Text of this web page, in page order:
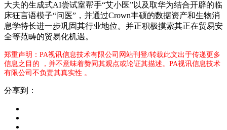
大夫的生成式AI尝试室帮手“艾小医”以及取华为结合开辟的临
床狂言语模子“问医”，并通过Crown丰硕的数据资产和生物消
息学特长进一步巩固其行业地位。并正积极摸索其正在贸易安
全等范畴的贸易化机遇。
郑重声明：PA视讯信息技术有限公司网站刊登/转载此文出于传递更多
信息之目的 ，并不意味着赞同其观点或论证其描述。PA视讯信息技术
有限公司不负责其真实性 。
分享到：